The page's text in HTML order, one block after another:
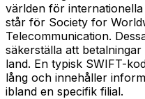
världen för
står för Society for
Telecommunication.
säkerställa att
land. En typisk SWIFT-
lång och innehåller
ibland en specifik filial.